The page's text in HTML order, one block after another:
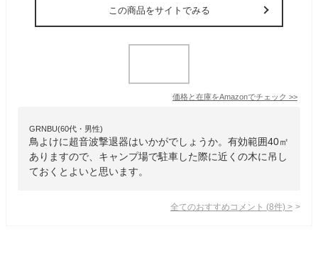
この商品をサイトでみる
価格と在庫をAmazonでチェック >>
GRNBU(60代・男性)
鳥よけに超音波撃退器はいかがでしょうか。有効範囲40㎡
ありますので、キャンプ場で駐車した際に近くの木に吊し
ておくとよいと思います。
全てのおすすめコメント (8件) >